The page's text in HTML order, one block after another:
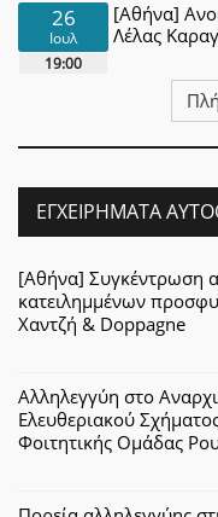
26
Ιουλ
19:00
[Αθήνα]
Λέλας
ΕΓΧΕΙΡΉΜΑΤΑ
[Αθήνα] Συγκέντρωση
κατειλημμένων
Χαντζή & Doppagne
Αλληλεγγύη στο
Ελευθεριακού
Φοιτητικής Ομάδας